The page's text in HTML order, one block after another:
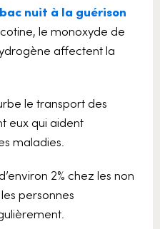
nuit à la guérison
le monoxyde de
affectent la
le transport des
eux qui aident
maladies.
2% chez les non
personnes